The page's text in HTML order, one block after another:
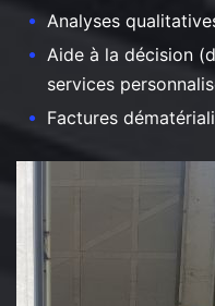
Analyses
Aide à la décision
services
Factures